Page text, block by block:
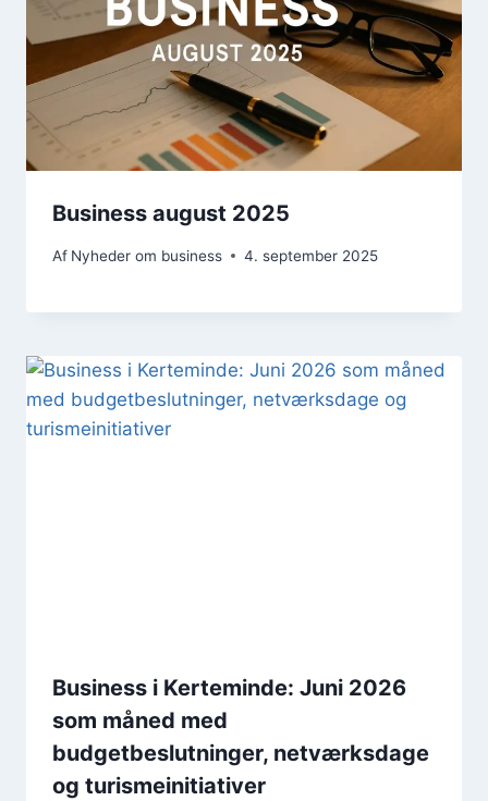
Business august 2025
Af Nyheder om business 4. september 2025
Business i Kerteminde: Juni 2026
som måned med
budgetbeslutninger, netværksdage
og turismeinitiativer